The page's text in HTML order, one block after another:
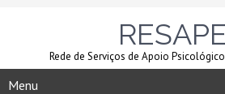
Rede de Serviços de Apoio
Menu